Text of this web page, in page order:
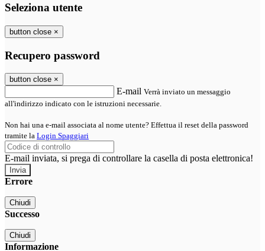
Seleziona utente
button close ×
Recupero password
button close ×
E-mail Verrà inviato un messaggio
all'indirizzo indicato con le istruzioni necessarie.
Non hai una e-mail associata al nome utente? Effettua il reset della password
tramite la Login Spaggiari
E-mail inviata, si prega di controllare la casella di posta elettronica!
Errore
Chiudi
Successo
Chiudi
Informazione